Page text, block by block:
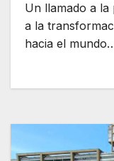
Un llamado a
a la
hacia el